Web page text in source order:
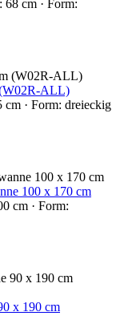
68 cm · Form:
(W02R-ALL)
cm · Form: dreieckig
100 x 170 cm
cm · Form:
x 190 cm